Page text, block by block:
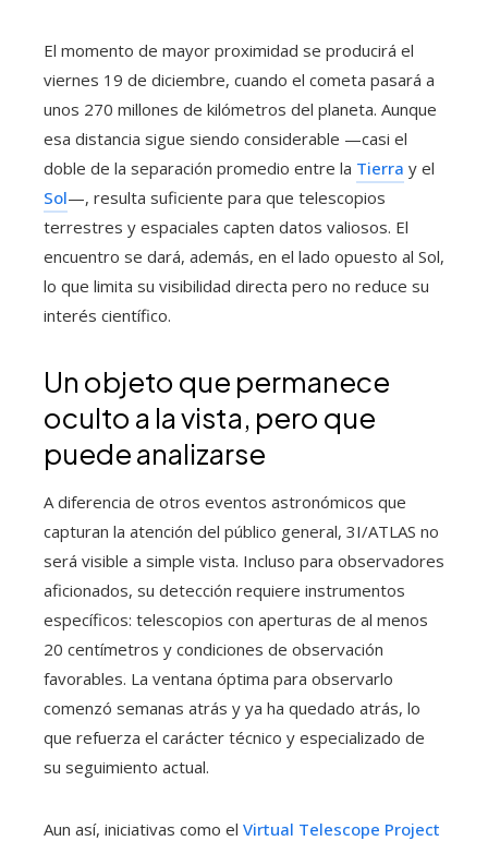
El momento de mayor proximidad se producirá el
viernes 19 de diciembre, cuando el cometa pasará a
unos 270 millones de kilómetros del planeta. Aunque
esa distancia sigue siendo considerable —casi el
doble de la separación promedio entre la Tierra y el
Sol—, resulta suficiente para que telescopios
terrestres y espaciales capten datos valiosos. El
encuentro se dará, además, en el lado opuesto al Sol,
lo que limita su visibilidad directa pero no reduce su
interés científico.
Un objeto que permanece
oculto a la vista, pero que
puede analizarse
A diferencia de otros eventos astronómicos que
capturan la atención del público general, 3I/ATLAS no
será visible a simple vista. Incluso para observadores
aficionados, su detección requiere instrumentos
específicos: telescopios con aperturas de al menos
20 centímetros y condiciones de observación
favorables. La ventana óptima para observarlo
comenzó semanas atrás y ya ha quedado atrás, lo
que refuerza el carácter técnico y especializado de
su seguimiento actual.
Aun así, iniciativas como el Virtual Telescope Project